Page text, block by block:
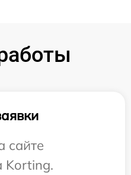
сайте
Korting.